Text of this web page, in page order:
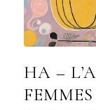
HA –